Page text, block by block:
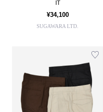
IT
¥34,100
SUGAWARA LTD.